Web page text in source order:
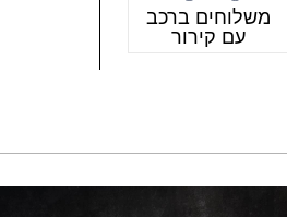
משלוחים ברכב
עם קירור